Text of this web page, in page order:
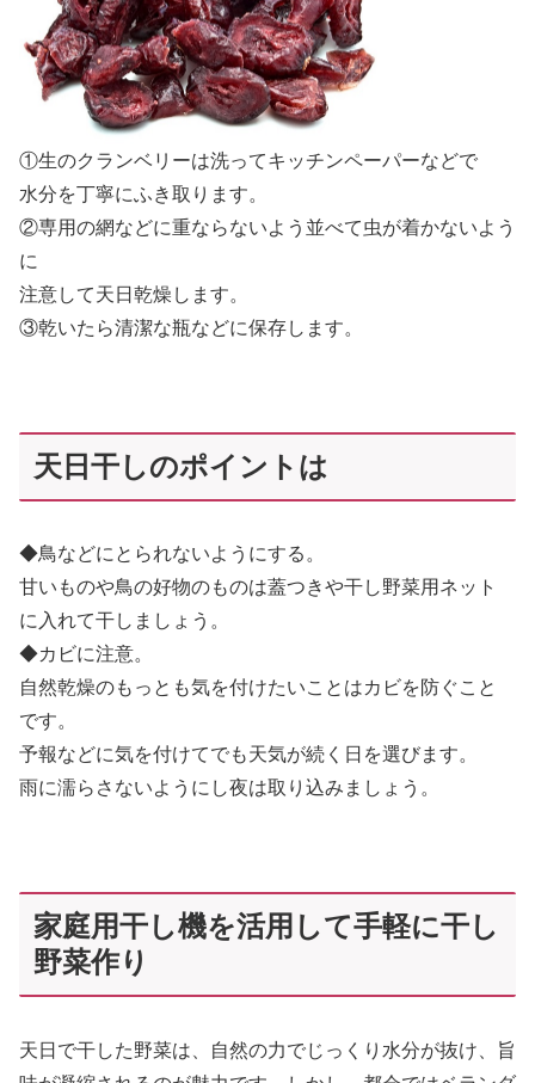
①生のクランベリーは洗ってキッチンペーパーなどで
水分を丁寧にふき取ります。
②専用の網などに重ならないよう並べて虫が着かないよう
に
注意して天日乾燥します。
③乾いたら清潔な瓶などに保存します。
天日干しのポイントは
◆鳥などにとられないようにする。
甘いものや鳥の好物のものは蓋つきや干し野菜用ネット
に入れて干しましょう。
◆カビに注意。
自然乾燥のもっとも気を付けたいことはカビを防ぐこと
です。
予報などに気を付けてでも天気が続く日を選びます。
雨に濡らさないようにし夜は取り込みましょう。
家庭用干し機を活用して手軽に干し
野菜作り
天日で干した野菜は、自然の力でじっくり水分が抜け、旨